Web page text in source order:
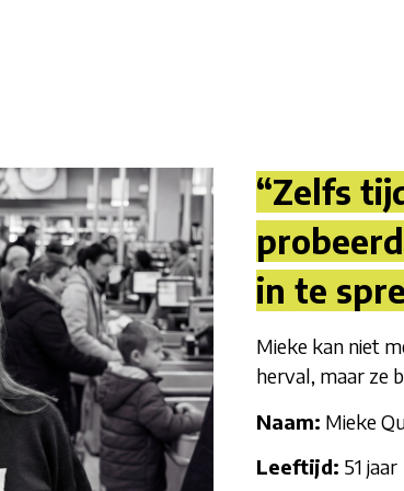
“Zelfs
in te
Mieke kan niet
herval, maar ze
Naam: Mieke
Leeftijd: 51 jaar